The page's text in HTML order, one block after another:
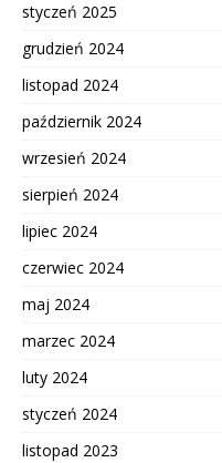
styczeń 2025
grudzień 2024
listopad 2024
październik 2024
wrzesień 2024
sierpień 2024
lipiec 2024
czerwiec 2024
maj 2024
marzec 2024
luty 2024
styczeń 2024
listopad 2023